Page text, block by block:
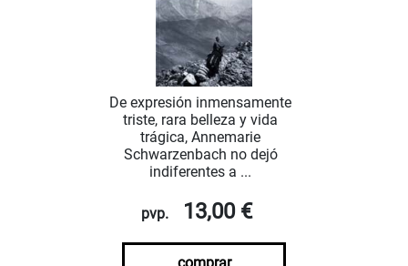
De expresión inmensamente
triste, rara belleza y vida
trágica, Annemarie
Schwarzenbach no dejó
indiferentes a ...
pvp. 13,00 €